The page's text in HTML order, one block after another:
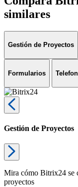
similares
Gestión de Proyectos
Formularios
Gestión de Proyectos
Mira cómo Bitrix24 se
proyectos